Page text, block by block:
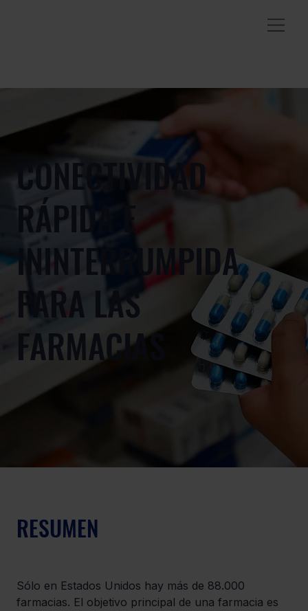
CONECTIVIDAD
RÁPIDA E
ININTERRUMPIDA
PARA LAS
FARMACIAS
RESUMEN
Sólo en Estados Unidos hay más de 88.000
farmacias. El objetivo principal de una farmacia es